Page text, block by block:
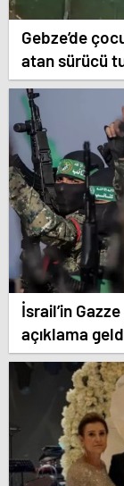
Gebze’de
atan sürücü
İsrail’in Gazze
açıklama